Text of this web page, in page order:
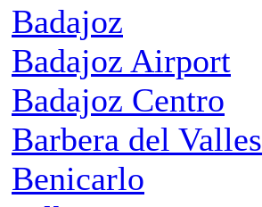
Badajoz
Badajoz Airport
Badajoz Centro
Barbera del Valles
Benicarlo